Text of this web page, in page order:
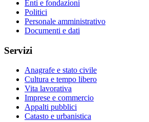
Enti e fondazioni
Politici
Personale amministrativo
Documenti e dati
Servizi
Anagrafe e stato civile
Cultura e tempo libero
Vita lavorativa
Imprese e commercio
Appalti pubblici
Catasto e urbanistica